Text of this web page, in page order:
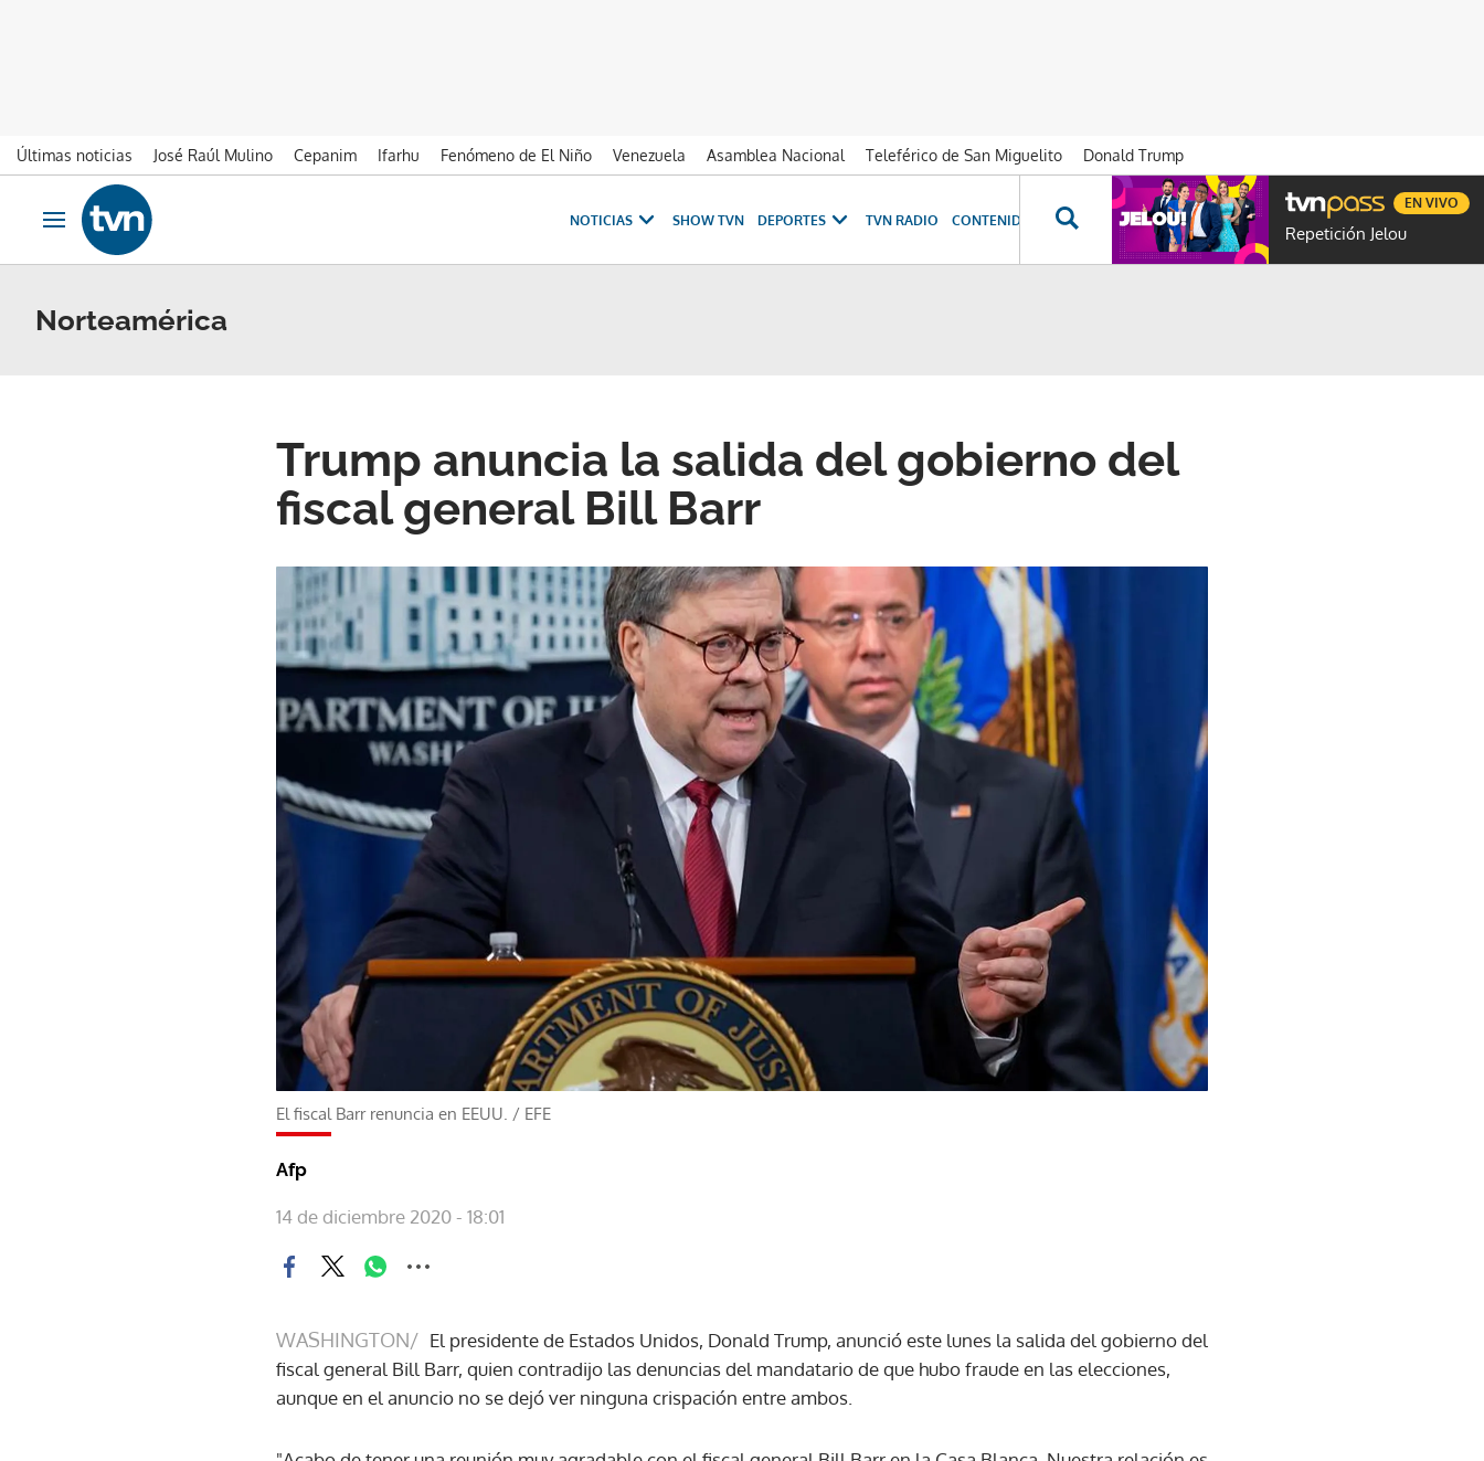
Últimas noticias José Raúl Mulino Cepanim Ifarhu Fenómeno de El Niño Venezuela Asamblea Nacional Teleférico de San Miguelito
Donald Trump
Ir al contenido
Obrir navegació
NOTICIAS SHOW TVN DEPORTES TVN RADIO CONTENIDOS ESPECIALES NOVELAS PROGRAMAS GENTE TVN
Repetición Jelou
EN VIVO
Norteamérica
Trump anuncia la salida del gobierno del
fiscal general Bill Barr
El fiscal Barr renuncia en EEUU. / EFE
Afp
14 de diciembre 2020 - 18:01
WASHINGTON/ El presidente de Estados Unidos, Donald Trump, anunció este lunes la salida del gobierno del
fiscal general Bill Barr, quien contradijo las denuncias del mandatario de que hubo fraude en las elecciones,
aunque en el anuncio no se dejó ver ninguna crispación entre ambos.